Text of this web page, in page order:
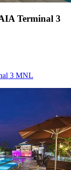
Terminal 3
3 MNL